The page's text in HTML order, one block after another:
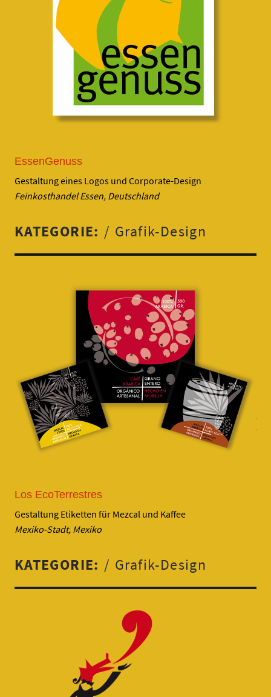
EssenGenuss
Gestaltung eines Logos und Corporate-Design
Feinkosthandel Essen, Deutschland
KATEGORIE: Grafik-Design
Los EcoTerrestres
Gestaltung Etiketten für Mezcal und Kaffee
Mexiko-Stadt, Mexiko
KATEGORIE: Grafik-Design